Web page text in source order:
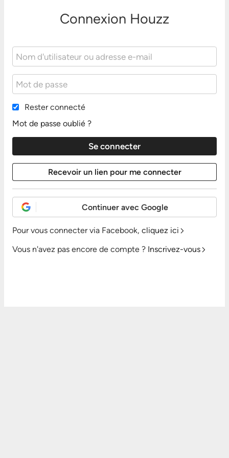
Connexion Houzz
Rester connecté
Mot de passe oublié ?
Continuer avec Google
Pour vous connecter via Facebook, cliquez ici
Vous n'avez pas encore de compte ? Inscrivez-vous